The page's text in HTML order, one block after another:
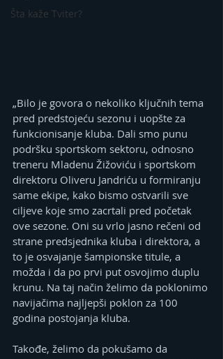
Šta kaže Tviter?
„Bilo je govora o nekoliko ključnih tema
pred predstojeću sezonu i uopšte za
funkcionisanje kluba. Dali smo punu
podršku sportskom sektoru, odnosno
treneru Mladenu Žižoviću i sportskom
direktoru Oliveru Jandriću u formiranju
same ekipe, kako bismo ostvarili sve
ciljeve koje smo zacrtali pred početak
ove sezone. Oni su vrlo jasno rečeni od
strane predsjednika kluba i direktora, a
to je osvajanje šampionske titule, a
možda i da po prvi put osvojimo duplu
krunu. Na taj način želimo da poklonimo
navijačima najljepši poklon za 100
godina postojanja kluba.
Takođe, želimo da pokušamo da